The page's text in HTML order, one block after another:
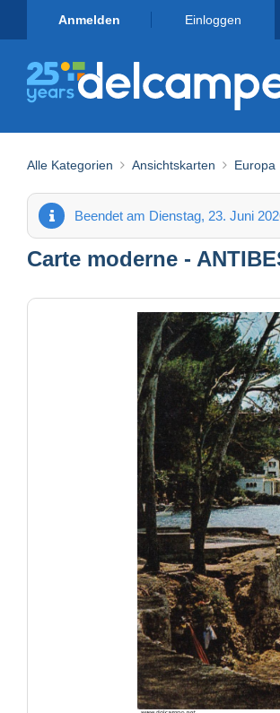
Anmelden Einloggen
Alle Kategorien Ansichtskarten Europa
Beendet am Dienstag, 23. Juni
Carte moderne -